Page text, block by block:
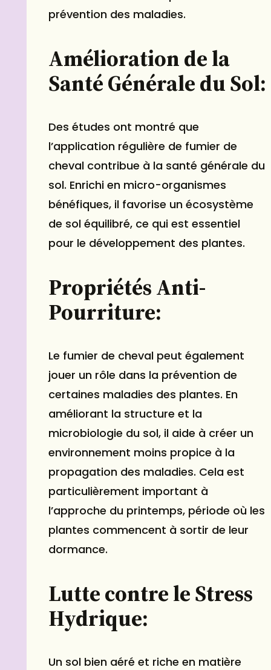
prévention des maladies.
Amélioration de la
Santé Générale du Sol:
Des études ont montré que
l’application régulière de fumier de
cheval contribue à la santé générale du
sol. Enrichi en micro-organismes
bénéfiques, il favorise un écosystème
de sol équilibré, ce qui est essentiel
pour le développement des plantes.
Propriétés Anti-
Pourriture:
Le fumier de cheval peut également
jouer un rôle dans la prévention de
certaines maladies des plantes. En
améliorant la structure et la
microbiologie du sol, il aide à créer un
environnement moins propice à la
propagation des maladies. Cela est
particulièrement important à
l’approche du printemps, période où les
plantes commencent à sortir de leur
dormance.
Lutte contre le Stress
Hydrique:
Un sol bien aéré et riche en matière